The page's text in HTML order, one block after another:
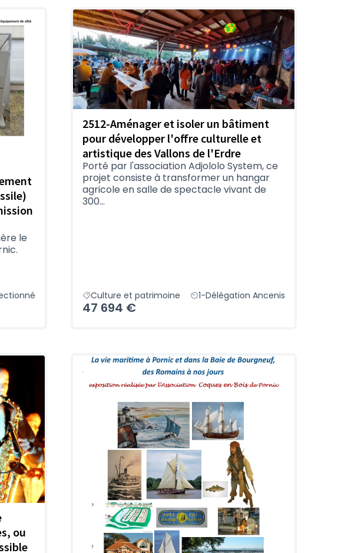
le
2512-Aménager et isoler un bâtiment
pour développer l'offre culturelle et
artistique des Vallons de l'Erdre
Porté par l'association Adjololo System, ce
projet consiste à transformer un hangar
agricole en salle de spectacle vivant de
300...
Culture et patrimoine 1-Délégation Ancenis
47 694 €
ou